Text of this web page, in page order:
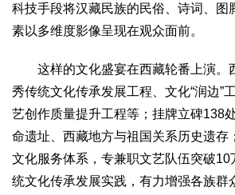
科技手段将汉藏民族的民俗、诗词、图
素以多维度影像呈现在观众面前。
这样的文化盛宴在西藏轮番上演。
秀传统文化传承发展工程、文化“润边”
艺创作质量提升工程等；挂牌立碑138
命遗址、西藏地方与祖国关系历史遗存
文化服务体系，专兼职文艺队伍突破10
统文化传承发展实践，有力增强各族群